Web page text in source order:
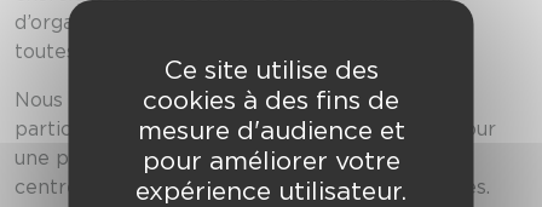
d’organiser les secours et de mettre en œuvre
toutes les techniques acquises.
Nous souhaitons ainsi la bienvenue à tous les
participants, qui seront présents, dès ce soir, pour
une présentation générale de la manœuvre au
centre de secours de Saint-Gaudens Comminges.
Ce site utilise des
cookies à des fins de
mesure d'audience et
pour améliorer votre
expérience utilisateur.